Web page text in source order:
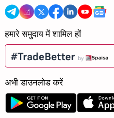
हमारे समुदाय में शामिल हों
अभी डाउनलोड करें